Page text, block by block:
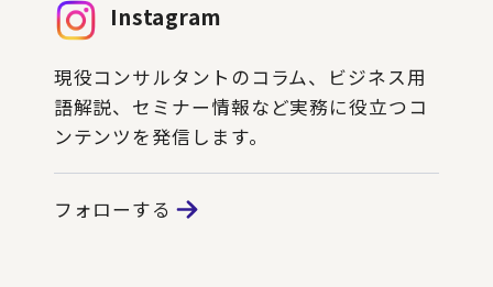
Instagram
現役コンサルタントのコラム、ビジネス用
語解説、セミナー情報など実務に役立つコ
ンテンツを発信します。
フォローする